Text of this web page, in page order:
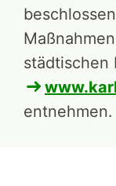
städtischen
entnehmen.